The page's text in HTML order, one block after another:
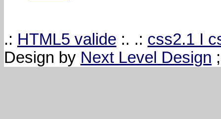
.: HTML5 valide :. .: css2.1 I
Design by Next Level Design